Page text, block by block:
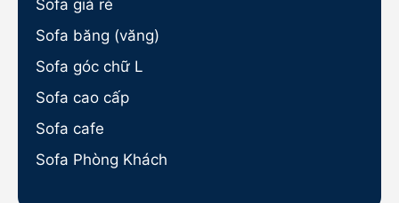
Sofa giá rẻ
Sofa băng (văng)
Sofa góc chữ L
Sofa cao cấp
Sofa cafe
Sofa Phòng Khách